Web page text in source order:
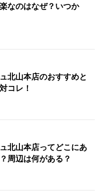
なのはなぜ？いつか
北山本店のおすすめと
コレ！
北山本店ってどこにあ
周辺は何がある？